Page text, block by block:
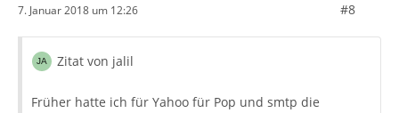
7. Januar 2018 um 12:26 #8
Zitat von jalil
Früher hatte ich für Yahoo für Pop und smtp die